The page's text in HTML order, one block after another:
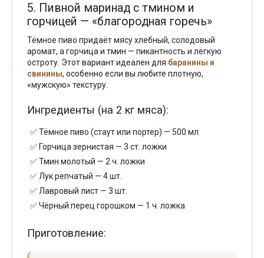
5. Пивной маринад с тмином и
горчицей — «благородная горечь»
Тёмное пиво придаёт мясу хлебный, солодовый
аромат, а горчица и тмин — пикантность и лёгкую
остроту. Этот вариант идеален для баранины и
свинины, особенно если вы любите плотную,
«мужскую» текстуру.
Ингредиенты (на 2 кг мяса):
Тёмное пиво (стаут или портер) — 500 мл
Горчица зернистая — 3 ст. ложки
Тмин молотый — 2 ч. ложки
Лук репчатый — 4 шт.
Лавровый лист — 3 шт.
Чёрный перец горошком — 1 ч. ложка
Приготовление: